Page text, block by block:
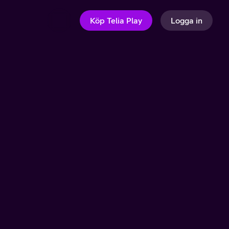
Köp Telia Play Logga in